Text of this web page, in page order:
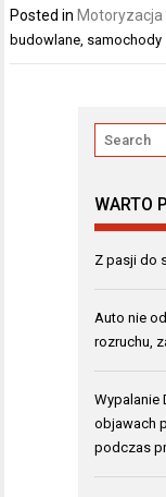
Posted in Motoryzacja
budowlane samochody
WARTO
Z pasji do
Auto nie
rozruchu,
Wypalanie
objawach
podczas